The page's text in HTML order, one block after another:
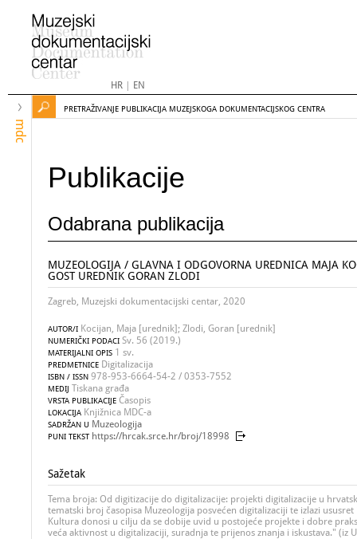
HR| EN
mdc
PRETRAŽIVANJE PUBLIKACIJA MUZEJSKOGA DOKUMENTACIJSKOG CENTRA
Publikacije
Odabrana publikacija
MUZEOLOGIJA / GLAVNA I ODGOVORNA UREDNICA MAJA
GOST UREDNIK GORAN ZLODI
Zagreb, Muzejski dokumentacijski centar, 2020
AUTOR/I Kocijan, Maja [urednik]; Zlodi, Goran [urednik]
NUMERIČKI PODACI Sv. 56 (2019.)
MATERIJALNI OPIS 1 sv.
PREDMETNICE Digitalizacija
ISBN / ISSN 978-953-6664-54-2 / 0353-7552
MEDIJ Tiskana građa
VRSTA PUBLIKACIJE Časopis
LOKACIJA Knjižnica MDC-a
SADRŽAN U Muzeologija
PUNI TEKST https://hrcak.srce.hr/broj/18998
Sažetak
Tema broja: Od digitizacije do digitalizacije: projekti digitalizacije u
tematski broj časopisa Muzeologija posvećen digitalizaciji te izlazi
Kultura donosi u cilju da se dobije uvid u postojeće projekte i dobre
veća aktivnost u digitalizaciji, suradnja te prijenos znanja i iskustava." (iz